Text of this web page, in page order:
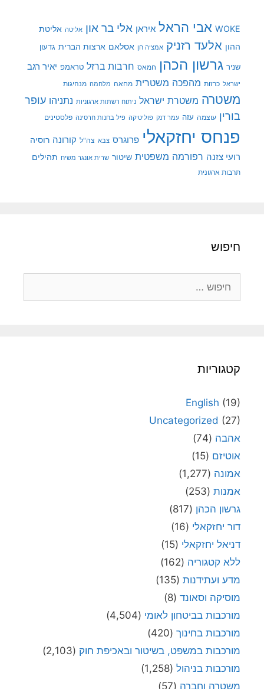
WOKE אבי הראל איראן אלי בר און אליטה אליטת
ההון אלעד רזניק אמציה חן אסלאם ארצות הברית גדעון
שניר גרשון הכהן חמאס חרבות ברזל טראמפ יאיר רגב
ישראל כרזות מהפכה משטרית מחאה מלחמה מנהיגות
משטרה משטרת ישראל ניתוח רשתות ארגוניות נתניהו עופר
בורין עוצמה עזה עמר דנק פוליטיקה פיל בחנות חרסינה פלסטינים
פנחס יחזקאלי פרוגרס צבא צה"ל קורונה רוסיה
רועי צזנה רפורמה משפטית שיטור שרית אונגר משיח תהילים
תרבות ארגונית
חיפוש
קטגוריות
English (19)
Uncategorized (27)
אהבה (74)
אוטיזם (15)
אמונה (1,277)
אמנות (253)
גרשון הכהן (817)
דור יחזקאלי (16)
דניאל יחזקאלי (15)
ללא קטגוריה (162)
מדע ועתידנות (135)
מוסיקה וסאונד (8)
מורכבות בביטחון לאומי (4,504)
מורכבות בחינוך (420)
מורכבות במשפט, בשיטור ובאכיפת חוק (2,103)
מורכבות בניהול (1,258)
משטרה וחברה (57)